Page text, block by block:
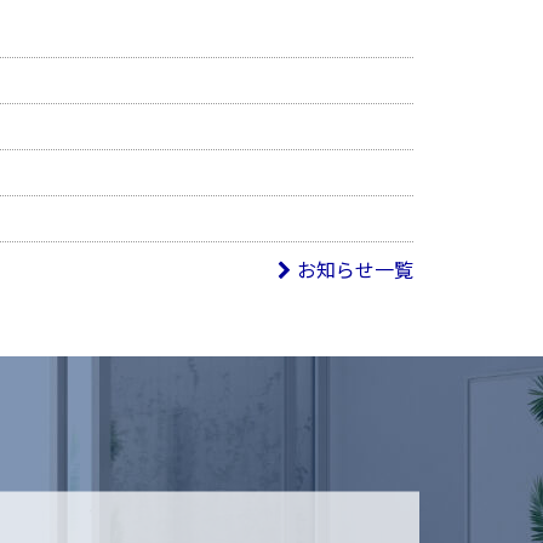
お知らせ一覧